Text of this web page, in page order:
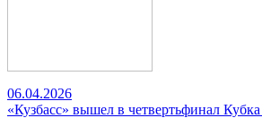
06.04.2026
«Кузбасс» вышел в четвертьфинал